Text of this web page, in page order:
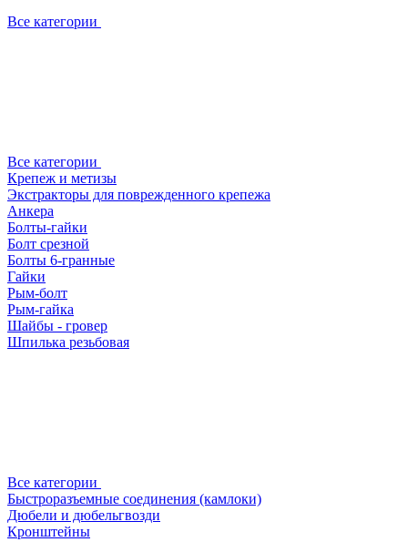
Все категории
Все категории
Крепеж и метизы
Экстракторы для поврежденного крепежа
Анкера
Болты-гайки
Болт срезной
Болты 6-гранные
Гайки
Рым-болт
Рым-гайка
Шайбы - гровер
Шпилька резьбовая
Все категории
Быстроразъемные соединения (камлоки)
Дюбели и дюбельгвозди
Кронштейны